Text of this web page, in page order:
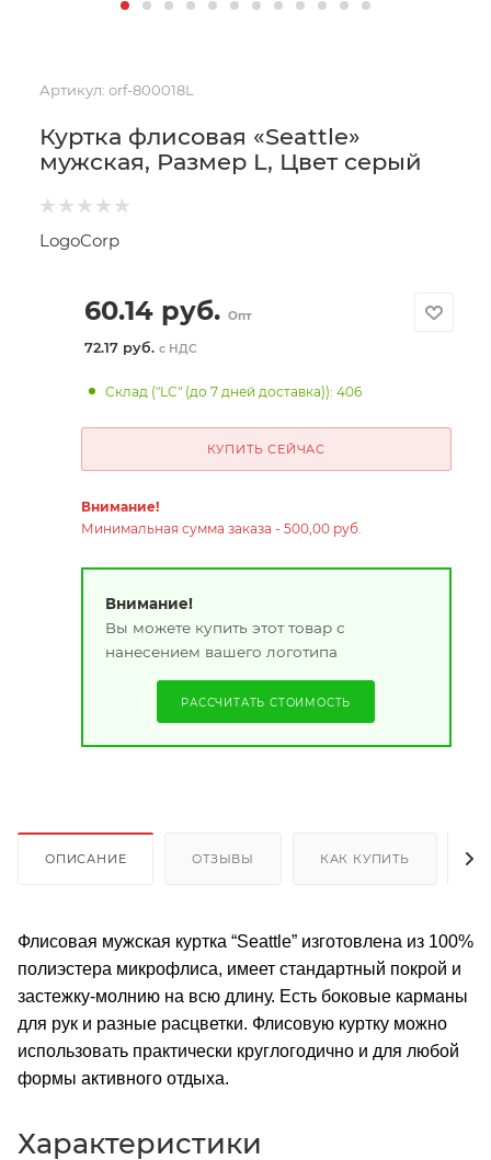
Артикул: orf-800018L
Куртка флисовая «Seattle»
мужская, Размер L, Цвет серый
LogoCorp
60.14руб. Опт
72.17 руб. с НДС
Склад ("LC" (до 7 дней доставка)): 406
КУПИТЬ СЕЙЧАС
Внимание!
Минимальная сумма заказа - 500,00 руб.
Внимание!
Вы можете купить этот товар с
нанесением вашего логотипа
РАССЧИТАТЬ СТОИМОСТЬ
ОПИСАНИЕ ОТЗЫВЫ КАК КУПИТЬ
Флисовая мужская куртка “Seattle” изготовлена из 100%
полиэстера микрофлиса, имеет стандартный покрой и
застежку-молнию на всю длину. Есть боковые карманы
для рук и разные расцветки. Флисовую куртку можно
использовать практически круглогодично и для любой
формы активного отдыха.
Характеристики